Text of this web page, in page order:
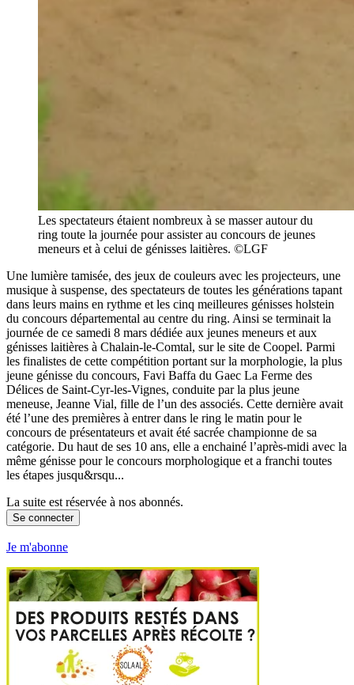
Les spectateurs étaient nombreux à se masser autour du
ring toute la journée pour assister au concours de jeunes
meneurs et à celui de génisses laitières. ©LGF
Une lumière tamisée, des jeux de couleurs avec les projecteurs, une
musique à suspense, des spectateurs de toutes les générations tapant
dans leurs mains en rythme et les cinq meilleures génisses holstein
du concours départemental au centre du ring. Ainsi se terminait la
journée de ce samedi 8 mars dédiée aux jeunes meneurs et aux
génisses laitières à Chalain-le-Comtal, sur le site de Coopel. Parmi
les finalistes de cette compétition portant sur la morphologie, la plus
jeune génisse du concours, Favi Baffa du Gaec La Ferme des
Délices de Saint-Cyr-les-Vignes, conduite par la plus jeune
meneuse, Jeanne Vial, fille de l’un des associés. Cette dernière avait
été l’une des premières à entrer dans le ring le matin pour le
concours de présentateurs et avait été sacrée championne de sa
catégorie. Du haut de ses 10 ans, elle a enchainé l’après-midi avec la
même génisse pour le concours morphologique et a franchi toutes
les étapes jusqu&rsqu...
La suite est réservée à nos abonnés.
Se connecter
Je m'abonne